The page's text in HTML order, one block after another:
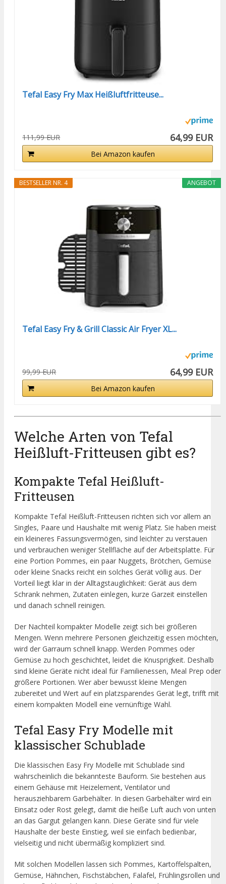
Tefal Easy Fry Max Heißluftfritteuse...
111,99 EUR 64,99 EUR
Bei Amazon kaufen
ANGEBOT
BESTSELLER NR. 4
Tefal Easy Fry & Grill Classic Air Fryer XL...
99,99 EUR 64,99 EUR
Bei Amazon kaufen
Welche Arten von Tefal
Heißluft-Fritteusen gibt es?
Kompakte Tefal Heißluft-
Fritteusen
Kompakte Tefal Heißluft-Fritteusen richten sich vor allem an
Singles, Paare und Haushalte mit wenig Platz. Sie haben meist
ein kleineres Fassungsvermögen, sind leichter zu verstauen
und verbrauchen weniger Stellfläche auf der Arbeitsplatte. Für
eine Portion Pommes, ein paar Nuggets, Brötchen, Gemüse
oder kleine Snacks reicht ein solches Gerät völlig aus. Der
Vorteil liegt klar in der Alltagstauglichkeit: Gerät aus dem
Schrank nehmen, Zutaten einlegen, kurze Garzeit einstellen
und danach schnell reinigen.
Der Nachteil kompakter Modelle zeigt sich bei größeren
Mengen. Wenn mehrere Personen gleichzeitig essen möchten,
wird der Garraum schnell knapp. Werden Pommes oder
Gemüse zu hoch geschichtet, leidet die Knusprigkeit. Deshalb
sind kleine Geräte nicht ideal für Familienessen, Meal Prep oder
größere Portionen. Wer aber bewusst kleine Mengen
zubereitet und Wert auf ein platzsparendes Gerät legt, trifft mit
einem kompakten Modell eine vernünftige Wahl.
Tefal Easy Fry Modelle mit
klassischer Schublade
Die klassischen Easy Fry Modelle mit Schublade sind
wahrscheinlich die bekannteste Bauform. Sie bestehen aus
einem Gehäuse mit Heizelement, Ventilator und
herausziehbarem Garbehälter. In diesen Garbehälter wird ein
Einsatz oder Rost gelegt, damit die heiße Luft auch von unten
an das Gargut gelangen kann. Diese Geräte sind für viele
Haushalte der beste Einstieg, weil sie einfach bedienbar,
vielseitig und nicht übermäßig kompliziert sind.
Mit solchen Modellen lassen sich Pommes, Kartoffelspalten,
Gemüse, Hähnchen, Fischstäbchen, Falafel, Frühlingsrollen und